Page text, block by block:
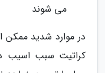
می شوند
در موارد شدید ممکن
کراتیت سبب اسیب